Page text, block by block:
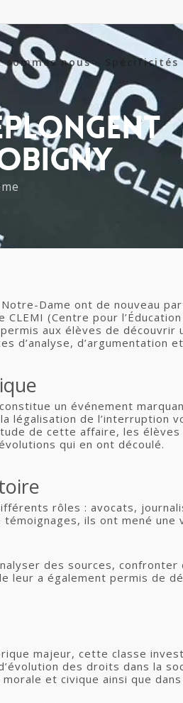
sommes nous Spécificités
Dame ont de nouveau
(Centre pour
aux élèves de
d’analyse, d’argumentation
un événement
légalisation de l’interruption
de cette affaire, les
qui en ont découlé.
rôles : avocats,
ils ont mené
des sources,
leur a également permis de
majeur, cette classe
des droits dans la
et civique ainsi que dans